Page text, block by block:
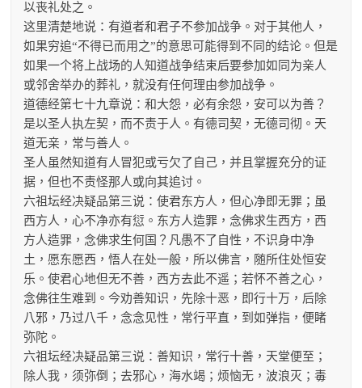
以丧礼处之。
这里清楚地说：有道者和君子不参加战争。对于其他人，
如果穷追“不得已而用之”的意思可能得到不同的结论。但是
如果一个将上战场的人知道战争结束后要参加如同为亲人
或邻舍举办的葬礼，就没有任何理由参加战争。
道德经第七十九章说：和大怨，必有余怨，安可以为善？
是以圣人执左契，而不责于人。有德司契，无德司彻。天
道无亲，常与善人。
圣人虽然知道有人冒犯或亏欠了自己，并且掌握充分的证
据，但也不责怪那人或向其追讨。
六祖坛经决疑品第三说：使君东方人，但心净即无罪；虽
西方人，心不净亦有愆。东方人造罪，念佛求生西方，西
方人造罪，念佛求生何国？凡愚不了自性，不识身中净
土，愿东愿西，悟人在处一般，所以佛言，随所住处恒安
乐。使君心地但无不善，西方去此不遥；若怀不善之心，
念佛往生难到。今劝善知识，先除十恶，即行十万，后除
八邪，乃过八千，念念见性，常行平直，到如弹指，便睹
弥陀。
六祖坛经决疑品第三说：善知识，常行十善，天堂便至；
除人我，须弥倒；去邪心，海水竭；烦恼无，波浪灭；毒